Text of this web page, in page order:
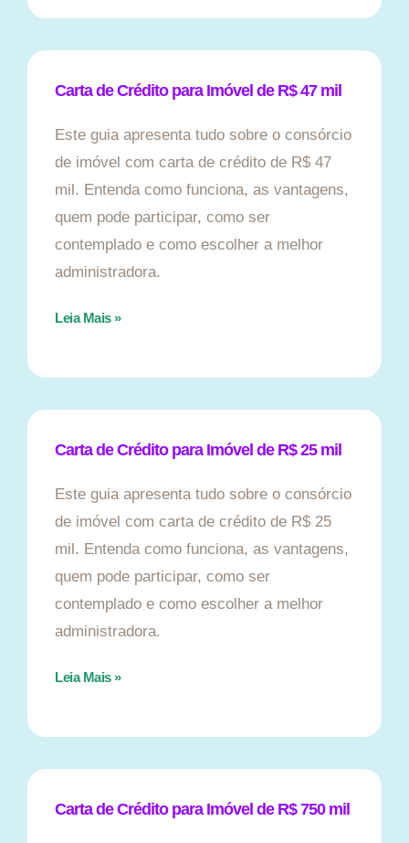
Carta de Crédito para Imóvel de R$ 47 mil
Este guia apresenta tudo sobre o consórcio
de imóvel com carta de crédito de R$ 47
mil. Entenda como funciona, as vantagens,
quem pode participar, como ser
contemplado e como escolher a melhor
administradora.
Leia Mais »
Carta de Crédito para Imóvel de R$ 25 mil
Este guia apresenta tudo sobre o consórcio
de imóvel com carta de crédito de R$ 25
mil. Entenda como funciona, as vantagens,
quem pode participar, como ser
contemplado e como escolher a melhor
administradora.
Leia Mais »
Carta de Crédito para Imóvel de R$ 750 mil